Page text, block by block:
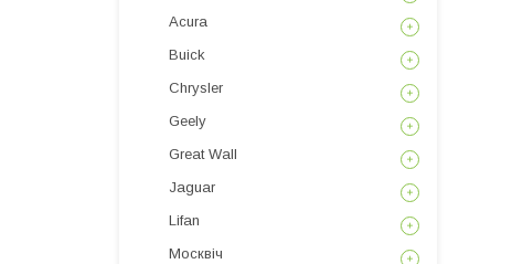
Acura
Buick
Chrysler
Geely
Great Wall
Jaguar
Lifan
Москвіч